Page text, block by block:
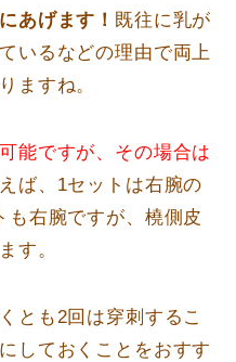
あげます！ 既往に乳が
いるなどの理由で両上
ますね。
能ですが、その場合は
ば、1セットは右腕の
も右腕ですが、橈側皮
す。
とも2回は穿刺するこ
しておくことをおすす